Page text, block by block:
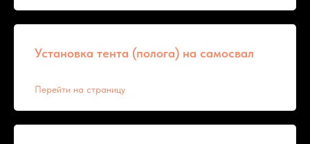
Установка тента (полога) на самосвал
Перейти на страницу